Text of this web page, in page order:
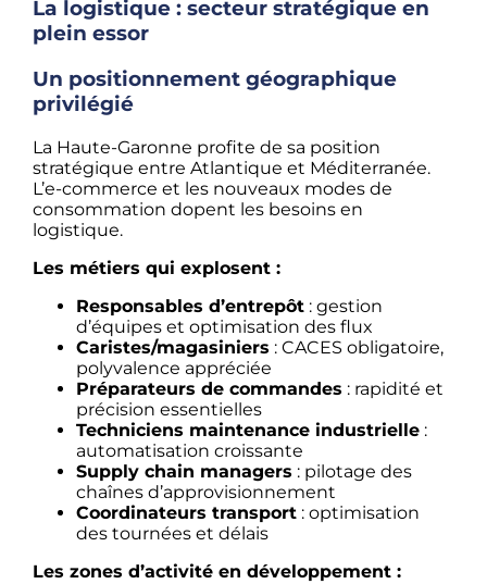
La logistique : secteur stratégique en
plein essor
Un positionnement géographique
privilégié
La Haute-Garonne profite de sa position
stratégique entre Atlantique et Méditerranée.
L’e-commerce et les nouveaux modes de
consommation dopent les besoins en
logistique.
Les métiers qui explosent :
Responsables d’entrepôt: gestion
d’équipes et optimisation des flux
Caristes/magasiniers : CACES obligatoire,
polyvalence appréciée
Préparateurs de commandes : rapidité et
précision essentielles
Techniciens maintenance industrielle:
automatisation croissante
Supply chain managers : pilotage des
chaînes d’approvisionnement
Coordinateurs transport: optimisation
des tournées et délais
Les zones d’activité en développement :